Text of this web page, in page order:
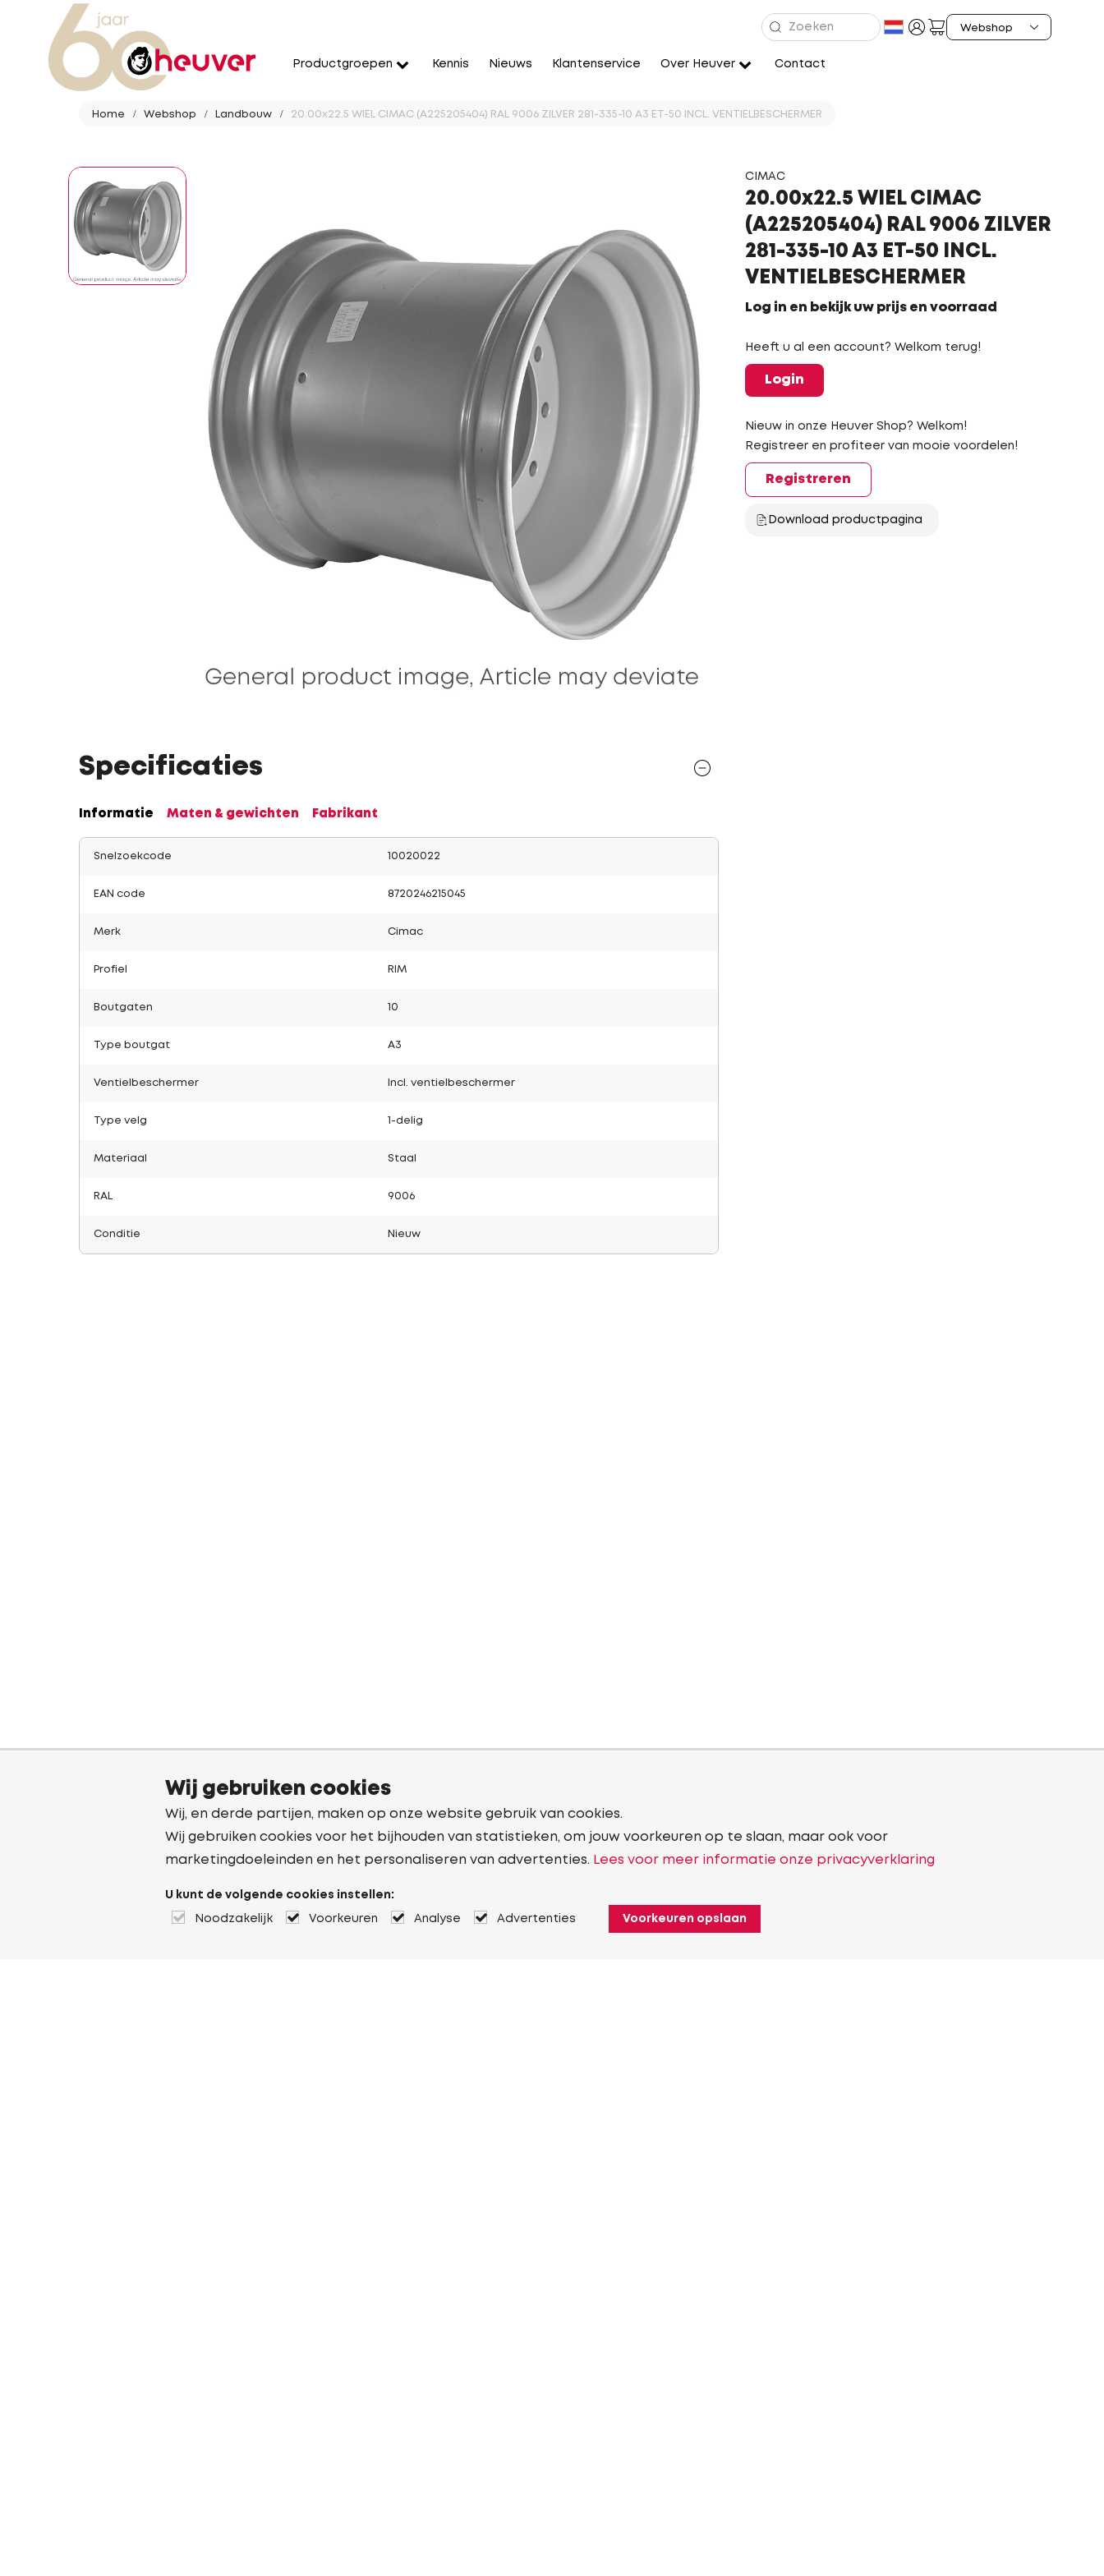
Productgroepen Kennis Nieuws Klantenservice Over Heuver Contact
Home Webshop Landbouw 20.00x22.5 WIEL CIMAC (A225205404) RAL 9006 ZILVER 281-335-10 A3 ET-50 INCL. VENTIELBESCHERMER
CIMAC
20.00x22.5 WIEL CIMAC
(A225205404) RAL 9006 ZILVER
281-335-10 A3 ET-50 INCL.
VENTIELBESCHERMER
Log in en bekijk uw prijs en voorraad
Heeft u al een account? Welkom terug!
Login
Nieuw in onze Heuver Shop? Welkom!
Registreer en profiteer van mooie voordelen!
Registreren
Download productpagina
Specificaties
Informatie Maten & gewichten Fabrikant
Snelzoekcode 10020022
EAN code 8720246215045
Merk Cimac
Profiel RIM
Boutgaten 10
Type boutgat A3
Ventielbeschermer Incl. ventielbeschermer
Type velg 1-delig
Materiaal Staal
RAL 9006
Conditie Nieuw
Wij gebruiken cookies
Wij, en derde partijen, maken op onze website gebruik van cookies.
Wij gebruiken cookies voor het bijhouden van statistieken, om jouw voorkeuren op te slaan, maar ook voor
marketingdoeleinden en het personaliseren van advertenties. Lees voor meer informatie onze privacyverklaring
U kunt de volgende cookies instellen:
Noodzakelijk Voorkeuren Analyse Advertenties Voorkeuren opslaan